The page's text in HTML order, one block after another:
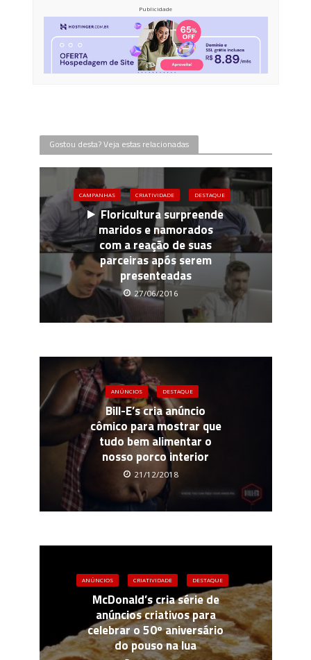
Publicidade
Gostou desta? Veja estas relacionadas
CAMPANHAS CRIATIVIDADE DESTAQUE
Floricultura surpreende
maridos e namorados
com a reação de suas
parceiras após serem
presenteadas
27/06/2016
ANÚNCIOS DESTAQUE
Bill-E’s cria anúncio
cômico para mostrar que
tudo bem alimentar o
nosso porco interior
21/12/2018
ANÚNCIOS CRIATIVIDADE DESTAQUE
McDonald’s cria série de
anúncios criativos para
celebrar o 50º aniversário
do pouso na lua